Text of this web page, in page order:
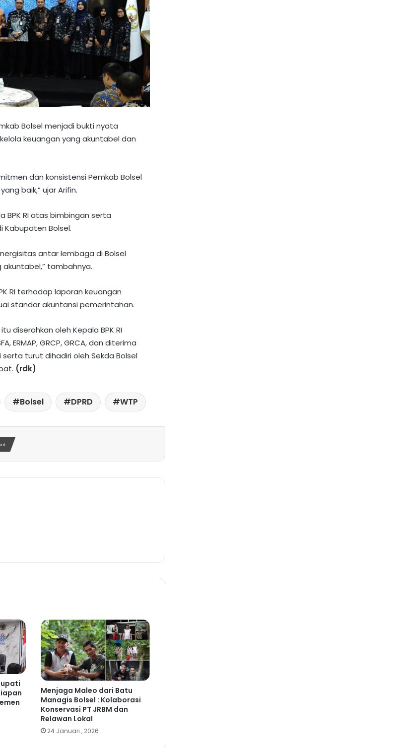
Bolsel menjadi bukti nyata
keuangan yang akuntabel dan
dan konsistensi Pemkab Bolsel
baik,” ujar Arifin.
BPK RI atas bimbingan serta
Bolsel.
antar lembaga di Bolsel
tambahnya.
RI terhadap laporan keuangan
standar akuntansi pemerintahan.
diserahkan oleh Kepala BPK RI
ERMAP, GRCP, GRCA, dan diterima
serta turut dihadiri oleh Sekda Bolsel
(rdk)
Bolsel DPRD WTP
Menjaga Maleo dari Batu
Managis Bolsel : Kolaborasi
Konservasi PT JRBM dan
Relawan Lokal
24 Januari , 2026